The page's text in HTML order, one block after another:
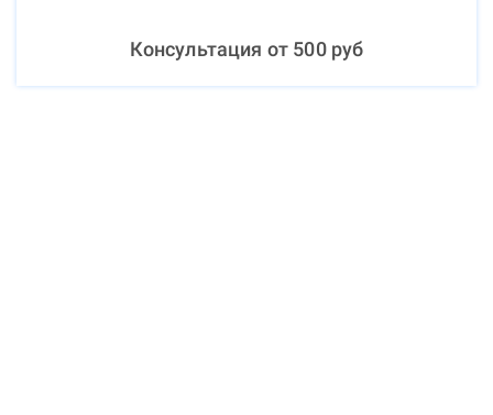
Консультация от 500руб